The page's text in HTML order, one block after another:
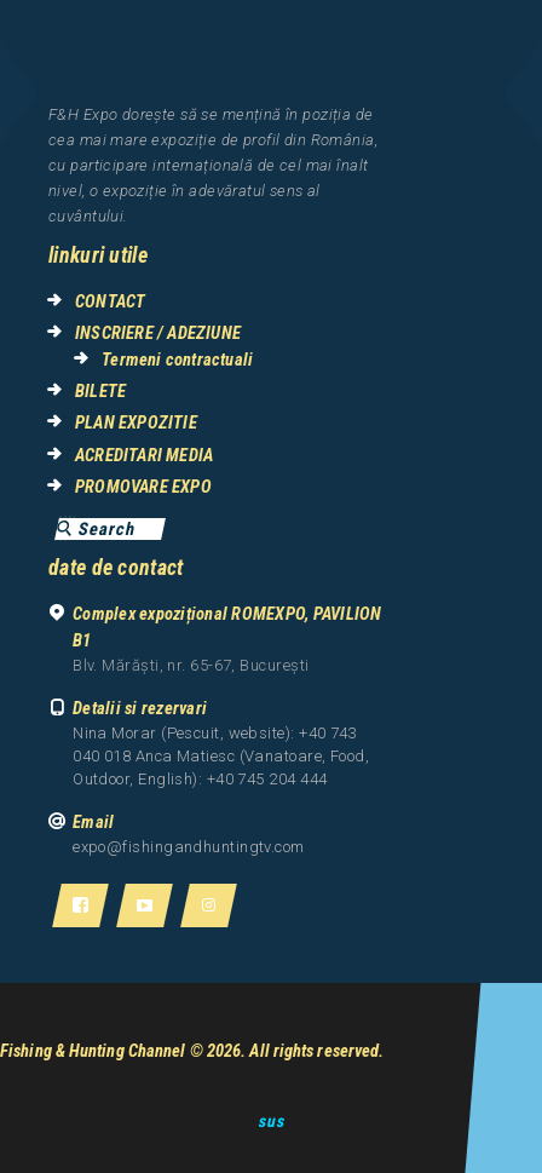
F&H Expo dorește să se mențină în poziția de
cea mai mare expoziție de profil din România
cu participare internațională de cel maiînalt
nivel, o expoziție în adevăratul sens al
cuvântului.
linkuri utile
CONTACT
INSCRIERE / ADEZIUNE
Termeni contractuali
BILETE
PLAN EXPOZITIE
ACREDITARI MEDIA
PROMOVARE EXPO
date de contact
Complex expozițional ROMEXPO, PAVILION
B1
Blv. Mărăști, nr. 65-67, București
Detalii si rezervari
Nina Morar (Pescuit, website): +40 743
040 018 Anca Matiesc (Vanatoare, Food,
Outdoor, English): +40 745 204 444
Email
expo@fishingandhuntingtv.com
Fishing & Hunting Channel © 2026. All rights reserved.
sus